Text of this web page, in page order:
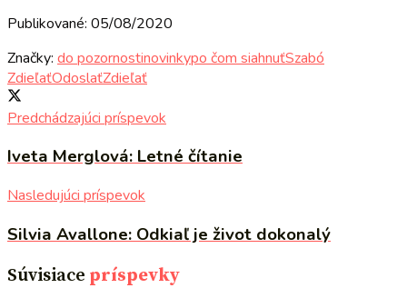
Publikované: 05/08/2020
Značky: do pozornostinovinkypo čom siahnuťSzabó
ZdieľaťOdoslaťZdieľať
Predchádzajúci príspevok
Iveta Merglová: Letné čítanie
Nasledujúci príspevok
Silvia Avallone: Odkiaľ je život dokonalý
Súvisiace príspevky